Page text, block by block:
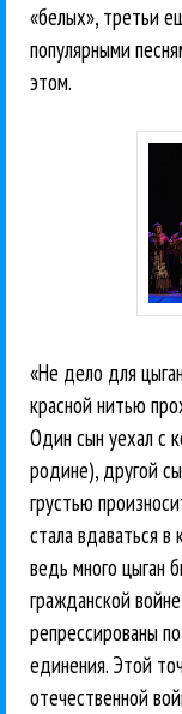
«белых», третьи
популярными
этом.
«Не дело для
красной нитью
Один сын уехал с
родине), другой
грустью
стала вдаваться
ведь много цыган
гражданской
репрессированы
единения. Этой
отечественной